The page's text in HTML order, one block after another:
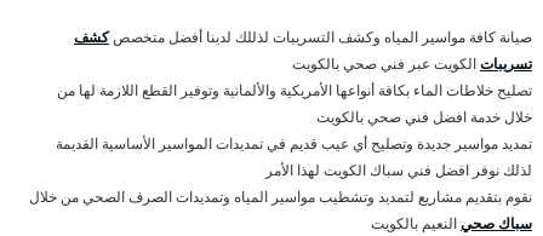
صيانة كافة مواسير المياه وكشف التسريبات لذللك لدينا أفضل متخصصكشف
تسريباتالكويت عبر فني صحي بالكويت
تصليح خلاطات الماء بكافة أنواعها الأمريكية والألمانية وتوفير القطع اللازمة لها من
خلال خدمة افضل فني صحي بالكويت
تمديد مواسير جديدة وتصليح أي عيب قديم في تمديدات المواسير الأساسية القديمة
لذلك نوفر افضل فني سباك الكويت لهذا الأمر
نقوم بتقديم مشاريع لتمديد وتشطيب مواسير المياه وتمديدات الصرف الصحي من خلال
سباك صحيالنعيم بالكويت